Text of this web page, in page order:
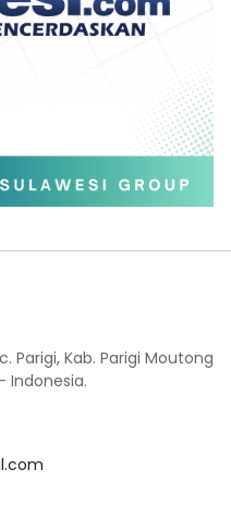
Parigi, Kab. Parigi Moutong
Indonesia.